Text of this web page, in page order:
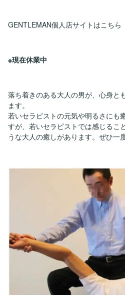
GENTLEMAN個人店サイトはこちら
※現在休業中
落ち着きのある大人の男が、心身と
ます。
若いセラピストの元気や明るさにも
すが、若いセラピストでは感じるこ
うな大人の癒しがあります。ぜひ一